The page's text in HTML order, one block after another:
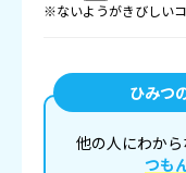
※ないようがきびしい
ひみつ
他の人にわから
つも